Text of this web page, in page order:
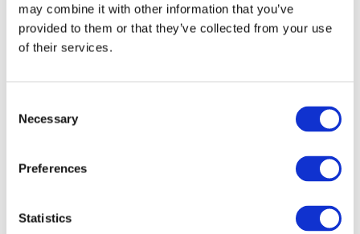
may combine it with other information that you’ve
provided to them or that they’ve collected from your use
of their services.
Selection
Necessary
Preferences
Statistics